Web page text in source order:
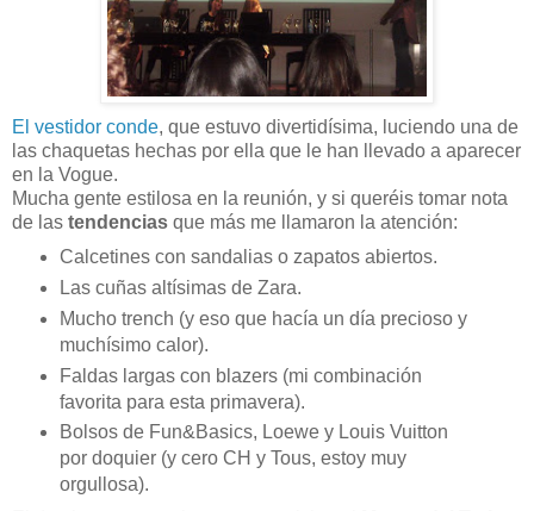
El vestidor conde, que estuvo divertidísima, luciendo una de
las chaquetas hechas por ella que le han llevado a aparecer
en la Vogue.
Mucha gente estilosa en la reunión, y si queréis tomar nota
de las tendencias que más me llamaron la atención:
Calcetines con sandalias o zapatos abiertos.
Las cuñas altísimas de Zara.
Mucho trench (y eso que hacía un día precioso y
muchísimo calor).
Faldas largas con blazers (mi combinación
favorita para esta primavera).
Bolsos de Fun&Basics, Loewe y Louis Vuitton
por doquier (y cero CH y Tous, estoy muy
orgullosa).